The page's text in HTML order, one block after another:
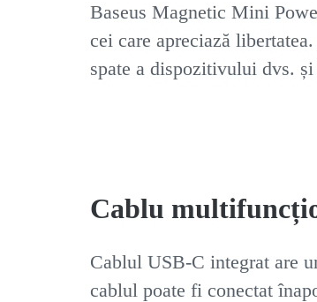
Baseus Magnetic Mini
cei care apreciază
spate a dispozitivului dvs.
Cablu
Cablul USB-C integrat are
cablul poate fi conectat